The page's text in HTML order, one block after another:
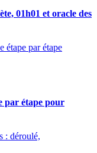
01h01 et oracle des
par étape pour